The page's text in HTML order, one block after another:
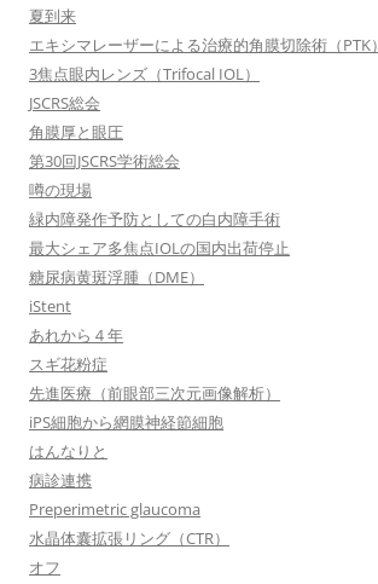
夏到来
エキシマレーザーによる治療的角膜切除術（PTK）
3焦点眼内レンズ（Trifocal IOL）
JSCRS総会
角膜厚と眼圧
第30回JSCRS学術総会
噂の現場
緑内障発作予防としての白内障手術
最大シェア多焦点IOLの国内出荷停止
糖尿病黄斑浮腫（DME）
iStent
あれから４年
スギ花粉症
先進医療（前眼部三次元画像解析）
iPS細胞から網膜神経節細胞
はんなりと
病診連携
Preperimetric glaucoma
水晶体囊拡張リング（CTR）
オフ